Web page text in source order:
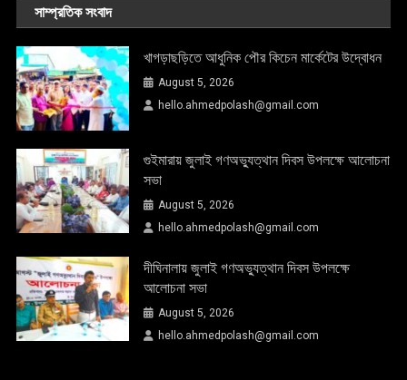
সাম্প্রতিক সংবাদ
খাগড়াছড়িতে আধুনিক পৌর কিচেন মার্কেটের উদ্বোধন
August 5, 2026
hello.ahmedpolash@gmail.com
গুইমারায় জুলাই গণঅভ্যুত্থান দিবস উপলক্ষে আলোচনা
সভা
August 5, 2026
hello.ahmedpolash@gmail.com
দীঘিনালায় জুলাই গণঅভ্যুত্থান দিবস উপলক্ষে
আলোচনা সভা
August 5, 2026
hello.ahmedpolash@gmail.com